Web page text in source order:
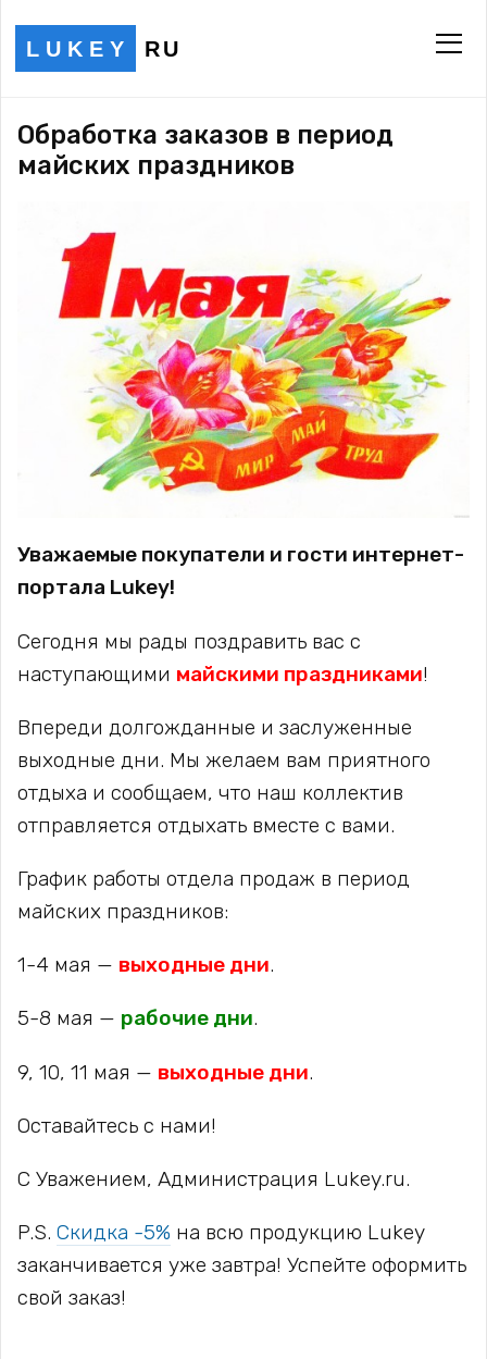
LUKEY RU
Обработка заказов в период
майских праздников
Уважаемые покупатели и гости интернет-
портала Lukey!
Сегодня мы рады поздравить вас с
наступающими майскими праздниками!
Впереди долгожданные и заслуженные
выходные дни. Мы желаем вам приятного
отдыха и сообщаем, что наш коллектив
отправляется отдыхать вместе с вами.
График работы отдела продаж в период
майских праздников:
1-4 мая — выходные дни.
5-8 мая — рабочие дни.
9, 10, 11 мая — выходные дни.
Оставайтесь с нами!
С Уважением, Администрация Lukey.ru.
P.S. Скидка -5% на всю продукцию Lukey
заканчивается уже завтра! Успейте оформить
свой заказ!